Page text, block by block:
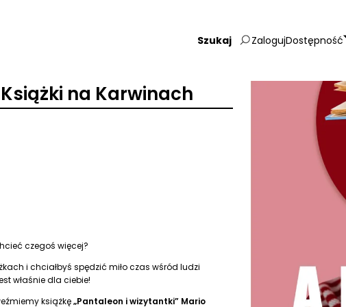
Wpisz
frazę:
ZalogujDostępność
na Karwinach
czegoś więcej?
i chciałbyś spędzić miło czas wśród ludzi
właśnie dla ciebie!
książkę„Pantaleon i wizytantki” Mario